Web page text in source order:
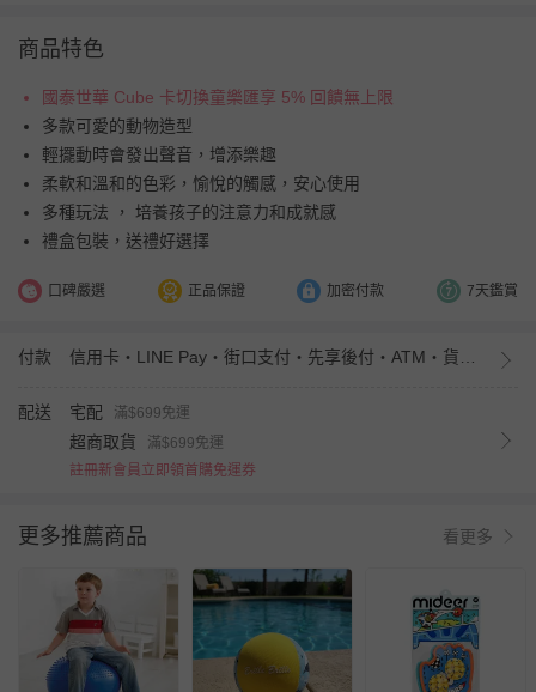
商品特色
國泰世華 Cube 卡切換童樂匯享 5% 回饋無上限
多款可愛的動物造型
輕擺動時會發出聲音，增添樂趣
柔軟和溫和的色彩，愉悅的觸感，安心使用
多種玩法 ， 培養孩子的注意力和成就感
禮盒包裝，送禮好選擇
口碑嚴選 正品保證 加密付款 7天鑑賞
付款
配送 宅配 滿$699免運
超商取貨
滿$699免運
註冊新會員立即領首購免運券
更多推薦商品 看更多